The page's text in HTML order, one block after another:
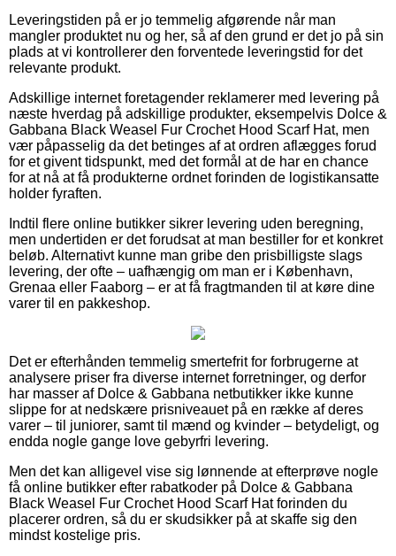
Leveringstiden på er jo temmelig afgørende når man
mangler produktet nu og her, så af den grund er det jo på sin
plads at vi kontrollerer den forventede leveringstid for det
relevante produkt.
Adskillige internet foretagender reklamerer med levering på
næste hverdag på adskillige produkter, eksempelvis Dolce &
Gabbana Black Weasel Fur Crochet Hood Scarf Hat, men
vær påpasselig da det betinges af at ordren aflægges forud
for et givent tidspunkt, med det formål at de har en chance
for at nå at få produkterne ordnet forinden de logistikansatte
holder fyraften.
Indtil flere online butikker sikrer levering uden beregning,
men undertiden er det forudsat at man bestiller for et konkret
beløb. Alternativt kunne man gribe den prisbilligste slags
levering, der ofte – uafhængig om man er i København,
Grenaa eller Faaborg – er at få fragtmanden til at køre dine
varer til en pakkeshop.
Det er efterhånden temmelig smertefrit for forbrugerne at
analysere priser fra diverse internet forretninger, og derfor
har masser af Dolce & Gabbana netbutikker ikke kunne
slippe for at nedskære prisniveauet på en række af deres
varer – til juniorer, samt til mænd og kvinder – betydeligt, og
endda nogle gange love gebyrfri levering.
Men det kan alligevel vise sig lønnende at efterprøve nogle
få online butikker efter rabatkoder på Dolce & Gabbana
Black Weasel Fur Crochet Hood Scarf Hat forinden du
placerer ordren, så du er skudsikker på at skaffe sig den
mindst kostelige pris.